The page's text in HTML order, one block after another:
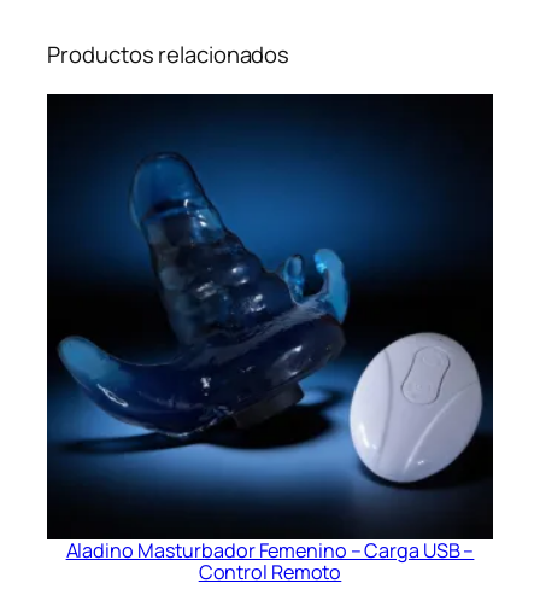
Productos relacionados
Aladino Masturbador Femenino – Carga USB –
Control Remoto